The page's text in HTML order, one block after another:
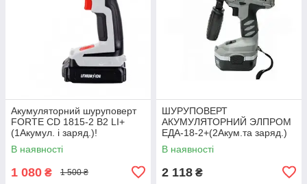
Акумуляторний шуруповерт
FORTE CD 1815-2 B2 LI+
(1Акумул. і заряд.)!
В наявності
1 080 ₴ 1 500 ₴
ШУРУПОВЕРТ
АКУМУЛЯТОРНИЙ ЭЛПРОМ
ЕДА-18-2+(2Акум.та заряд.)
В наявності
2 118 ₴